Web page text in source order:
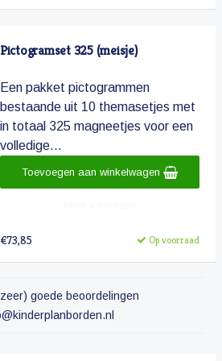
Pictogramset 325 (meisje)
Een pakket pictogrammen
bestaande uit 10 themasetjes met
in totaal 325 magneetjes voor een
volledige...
€73,85 Op voorraad
Toevoegen aan winkelwagen
goede beoordelingen